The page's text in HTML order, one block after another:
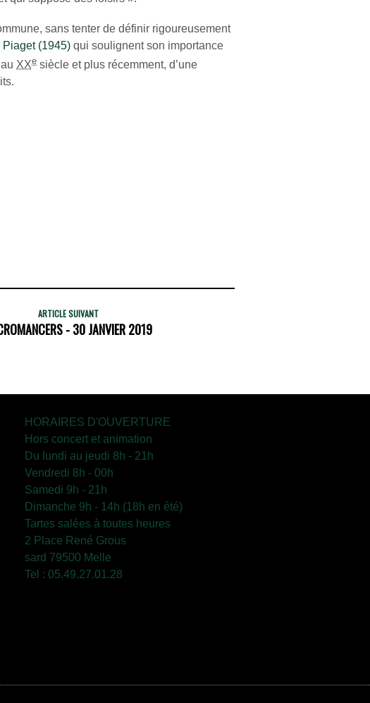
sans tenter de définir rigoureusement
Piaget (1945) qui soulignent son importance
XXe siècle et plus récemment, d’une
ARTICLE SUIVANT
- 30 JANVIER 2019
HORAIRES D'OUVERTURE
Hors concert et animation
Du lundi au jeudi 8h - 21h
Vendredi 8h - 00h
Samedi 9h - 21h
Dimanche 9h - 14h (18h en été)
Tartes salées à toutes heures
2 Place René Grous
sard 79500 Melle
Tel : 05.49.27.01.28